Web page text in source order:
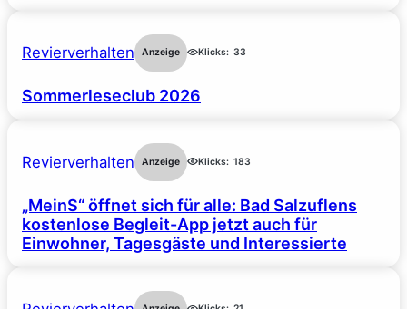
Revierverhalten Anzeige Klicks: 33
Sommerleseclub 2026
Revierverhalten Anzeige Klicks: 183
„MeinS“ öffnet sich für alle: Bad Salzuflens
kostenlose Begleit-App jetzt auch für
Einwohner, Tagesgäste und Interessierte